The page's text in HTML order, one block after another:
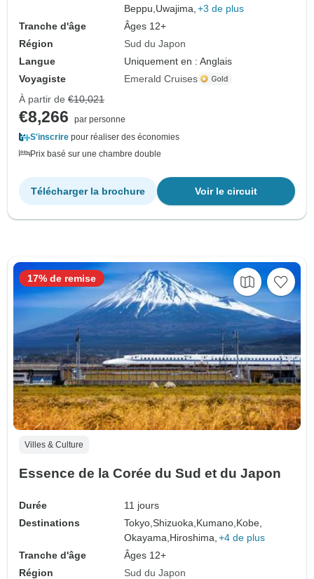
Beppu, Uwajima, +3 de plus
Tranche d'âge
Âges 12+
Région
Sud du Japon
Langue
Uniquement en : Anglais
Voyagiste
Emerald Cruises
À partir de €10,021
€8,266
par personne
S'inscrire pour réaliser des économies
Prix basé sur une chambre double
Voir le circuit
Télécharger la brochure
Villes & Culture
Essence de la Corée du Sud et du Japon
Durée
11 jours
Destinations
Tokyo,Shizuoka, Kumano, Kobe,
Okayama, Hiroshima, +4 de plus
Tranche d'âge
Âges 12+
Région
Sud du Japon
17% de remise